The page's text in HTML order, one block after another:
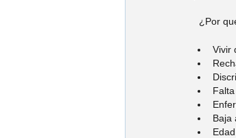
¿Por
Vivir
Baja
Edad